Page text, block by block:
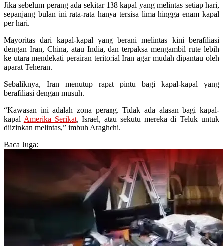
Jika sebelum perang ada sekitar 138 kapal yang melintas setiap hari,
sepanjang bulan ini rata-rata hanya tersisa lima hingga enam kapal
per hari.
Mayoritas dari kapal-kapal yang berani melintas kini berafiliasi
dengan Iran, China, atau India, dan terpaksa mengambil rute lebih
ke utara mendekati perairan teritorial Iran agar mudah dipantau oleh
aparat Teheran.
Sebaliknya, Iran menutup rapat pintu bagi kapal-kapal yang
berafiliasi dengan musuh.
“Kawasan ini adalah zona perang. Tidak ada alasan bagi kapal-
kapal Amerika Serikat, Israel, atau sekutu mereka di Teluk untuk
diizinkan melintas,” imbuh Araghchi.
Baca Juga: